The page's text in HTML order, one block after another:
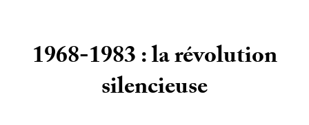
1968-1983 : la révolution
silencieuse